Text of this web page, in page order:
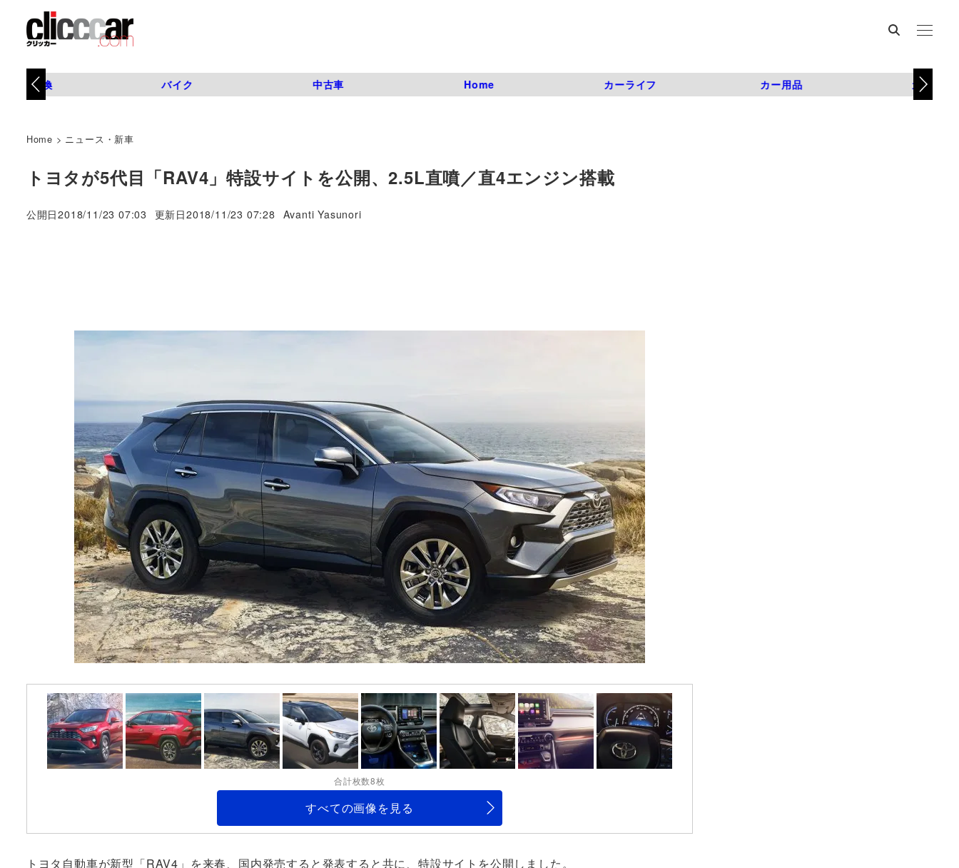
タイヤ交換 バイク 中古車 Home カーライフ カー用品 カスタム
Home > ニュース・新車
トヨタが5代目「RAV4」特設サイトを公開、2.5L直噴／直4エンジン搭載
公開日2018/11/23 07:03 更新日2018/11/23 07:28
著
Avanti Yasunori
合計枚数8枚
すべての画像を見る
トヨタ自動車が新型「RAV4」を来春、国内発売すると発表すると共に、特設サイトを公開しました。